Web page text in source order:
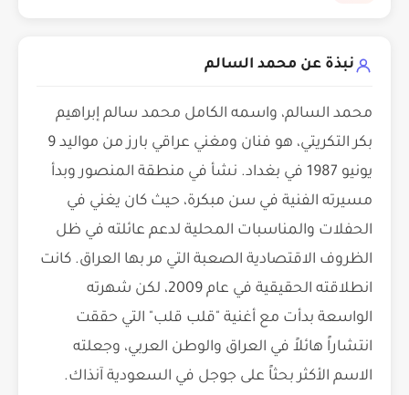
نبذة عن محمد السالم
محمد السالم، واسمه الكامل محمد سالم إبراهيم
بكر التكريتي، هو فنان ومغني عراقي بارز من مواليد 9
يونيو 1987 في بغداد. نشأ في منطقة المنصور وبدأ
مسيرته الفنية في سن مبكرة، حيث كان يغني في
الحفلات والمناسبات المحلية لدعم عائلته في ظل
الظروف الاقتصادية الصعبة التي مر بها العراق. كانت
انطلاقته الحقيقية في عام 2009، لكن شهرته
الواسعة بدأت مع أغنية "قلب قلب" التي حققت
انتشاراً هائلاً في العراق والوطن العربي، وجعلته
الاسم الأكثر بحثاً على جوجل في السعودية آنذاك.